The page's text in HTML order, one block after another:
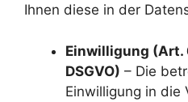
Ihnen diese in der
Einwilligung (Art.
DSGVO) – Die
Einwilligung in die